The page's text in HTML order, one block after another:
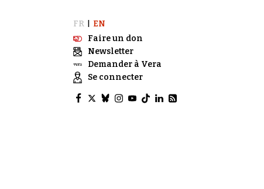
FR
EN
Faire un don
Newsletter
Demander à Vera
Se connecter